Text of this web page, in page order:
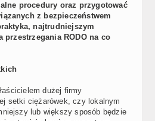
procedury oraz przygotować
z bezpieczeństwem
najtrudniejszym
przestrzegania RODO na co
dużej firmy
setki ciężarówek, czy lokalnym
lub większy sposób będzie